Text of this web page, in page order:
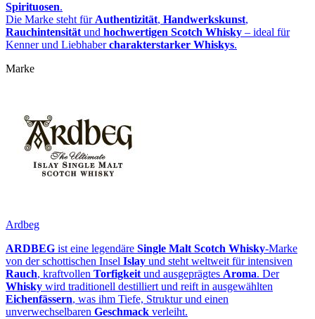
Spirituosen.
Die Marke steht für Authentizität, Handwerkskunst,
Rauchintensität und hochwertigen Scotch Whisky – ideal für
Kenner und Liebhabercharakterstarker Whiskys.
Marke
Ardbeg
ARDBEG ist eine legendäre Single Malt Scotch Whisky‑Marke
von der schottischen Insel Islay und steht weltweit für intensiven
Rauch, kraftvollen Torfigkeit und ausgeprägtes Aroma. Der
Whisky wird traditionell destilliert und reift in ausgewählten
Eichenfässern, was ihm Tiefe, Struktur und einen
unverwechselbaren Geschmack verleiht.